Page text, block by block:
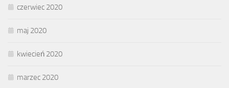
czerwiec 2020
maj 2020
kwiecień 2020
marzec 2020